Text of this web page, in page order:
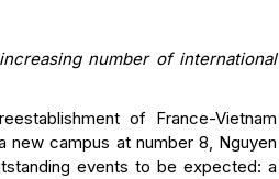
number of international
of France-Vietnam
new campus at number 8, Nguyen
events to be expected: a